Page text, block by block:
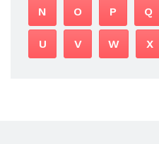
N O P Q
U V W X